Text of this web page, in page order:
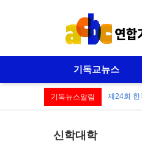
기독교뉴스
기독뉴스알림 제24회 한
신학대학